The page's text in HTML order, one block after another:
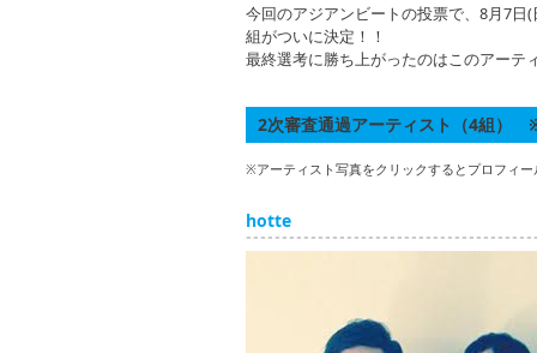
今回のアジアンビートの投票で、8月7日
組がついに決定！！
最終選考に勝ち上がったのはこのアーテ
2次審査通過アーティスト（4組）
※アーティスト写真をクリックするとプロフィ
hotte